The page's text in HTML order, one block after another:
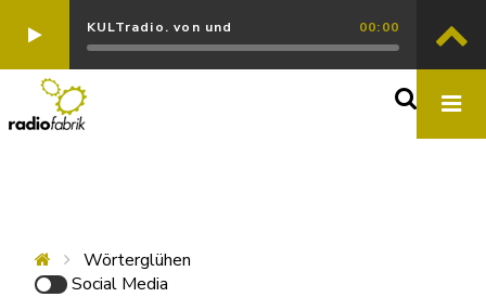
KULTradio. von und 00:00
Wörterglühen
Social Media